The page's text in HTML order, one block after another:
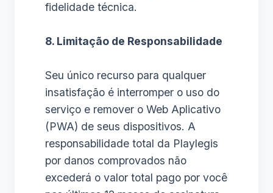
fidelidade técnica.
8. Limitação de Responsabilidade
Seu único recurso para qualquer
insatisfação é interromper o uso do
serviço e remover o Web Aplicativo
(PWA) de seus dispositivos. A
responsabilidade total da Playlegis
por danos comprovados não
excederá o valor total pago por você